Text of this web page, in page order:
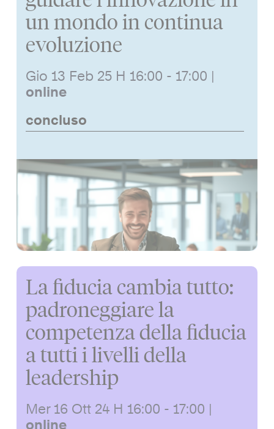
un mondo in continua
evoluzione
Gio 13 Feb 25 H 16:00 - 17:00 |
online
concluso
La fiducia cambia tutto:
padroneggiare la
competenza della fiducia
a tutti i livelli della
leadership
Mer 16 Ott 24 H 16:00 - 17:00 |
online